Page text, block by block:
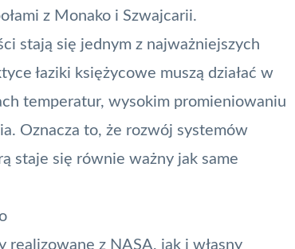
z Monako i Szwajcarii.
stają się jednym z najważniejszych
łaziki księżycowe muszą działać w
temperatur, wysokim promieniowaniu
Oznacza to, że rozwój systemów
staje się równie ważny jak same
z NASA, jak i własny